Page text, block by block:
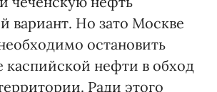
вариант. Но зато Москве
остановить
нефти в обход
Ради этого